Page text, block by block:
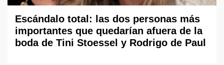
Escándalo total: las dos personas más
importantes que quedarían afuera de la
boda de Tini Stoessel y Rodrigo de Paul